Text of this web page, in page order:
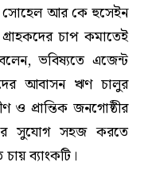
সোহেল আর কে হুসেইন
চাপ কমাতেই
ভবিষ্যতে এজেন্ট
আবাসন ঋণ চালুর
ও প্রান্তিক জনগোষ্ঠীর
সুযোগ সহজ করতে
ব্যাংকটি।